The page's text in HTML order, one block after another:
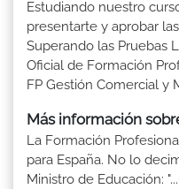
Estudiando nuestro
presentarte y aprobar
Superando las Pruebas
Oficial de Formación
FP Gestión Comercial y
Más información
La Formación
para España. No lo
Ministro de Educación: